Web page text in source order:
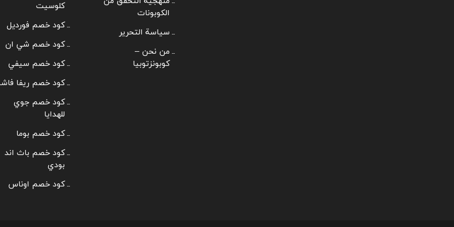
الكوبونات
سياسة التحرير
من نحن –
كوبونزتوبيا
كلوسيت
كود خصم فورديل
كود خصم شي ان
كود خصم سيفي
كود خصم ريفا
كود خصم جوي
للهدايا
كود خصم بوما
كود خصم باث اند
بودي
كود خصم اوناس